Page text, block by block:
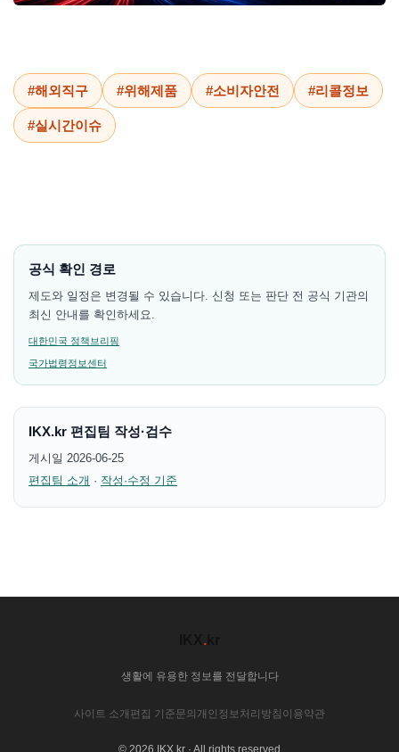
#해외직구 #위해제품 #소비자안전 #리콜정보
#실시간이슈
공식 확인 경로
제도와 일정은 변경될 수 있습니다. 신청 또는 판단 전 공식 기관의
최신 안내를 확인하세요.
대한민국 정책브리핑
국가법령정보센터
IKX.kr 편집팀 작성·검수
게시일 2026-06-25
편집팀 소개 · 작성·수정 기준
.
생활에 유용한 정보를 전달합니다
사이트 소개 편집 기준문의 개인정보처리방침 이용약관
© 2026 IKX.kr · All rights reserved